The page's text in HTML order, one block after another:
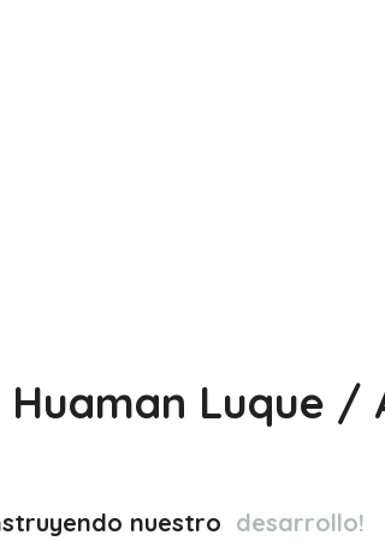
Luque /
nuestro desarrollo!